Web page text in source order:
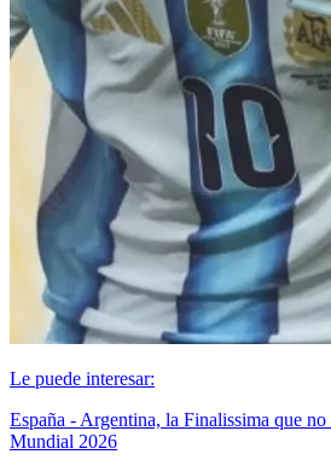
Le puede interesar:
España - Argentina, la Finalissima que
Mundial 2026